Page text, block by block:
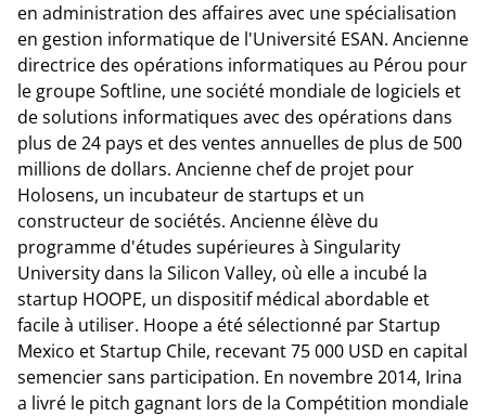
en administration des affaires avec une spécialisation
en gestion informatique de l'Université ESAN. Ancienne
directrice des opérations informatiques au Pérou pour
le groupe Softline, une société mondiale de logiciels et
de solutions informatiques avec des opérations dans
plus de 24 pays et des ventes annuelles de plus de 500
millions de dollars. Ancienne chef de projet pour
Holosens, un incubateur de startups et un
constructeur de sociétés. Ancienne élève du
programme d'études supérieures à Singularity
University dans la Silicon Valley, où elle a incubé la
startup HOOPE, un dispositif médical abordable et
facile à utiliser. Hoope a été sélectionné par Startup
Mexico et Startup Chile, recevant 75 000 USD en capital
semencier sans participation. En novembre 2014, Irina
a livré le pitch gagnant lors de la Compétition mondiale